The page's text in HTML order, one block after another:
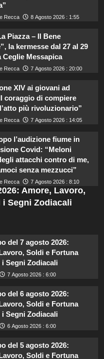
Recca 8 Agosto 2026 : 1:55
Piazza – Il Bene
la kermesse dal 27 al 29
Ceglie Messapica
Recca 7 Agosto 2026 : 20:00
XIV ai giovani ad
coraggio di compiere
più rivoluzionario”
Recca 7 Agosto 2026 : 14:05
l’audizione fiume in
Covid: “Meloni
attacchi contro di me,
senza mezzucci”
Recca 7 Agosto 2026 : 8:10
Amore, Lavoro,
Segni Zodiacali
del 7 agosto 2026:
Soldi e Fortuna
i Segni Zodiacali
7 Agosto 2026 : 6:00
del 6 agosto 2026:
Soldi e Fortuna
i Segni Zodiacali
6 Agosto 2026 : 6:00
del 5 agosto 2026:
Soldi e Fortuna